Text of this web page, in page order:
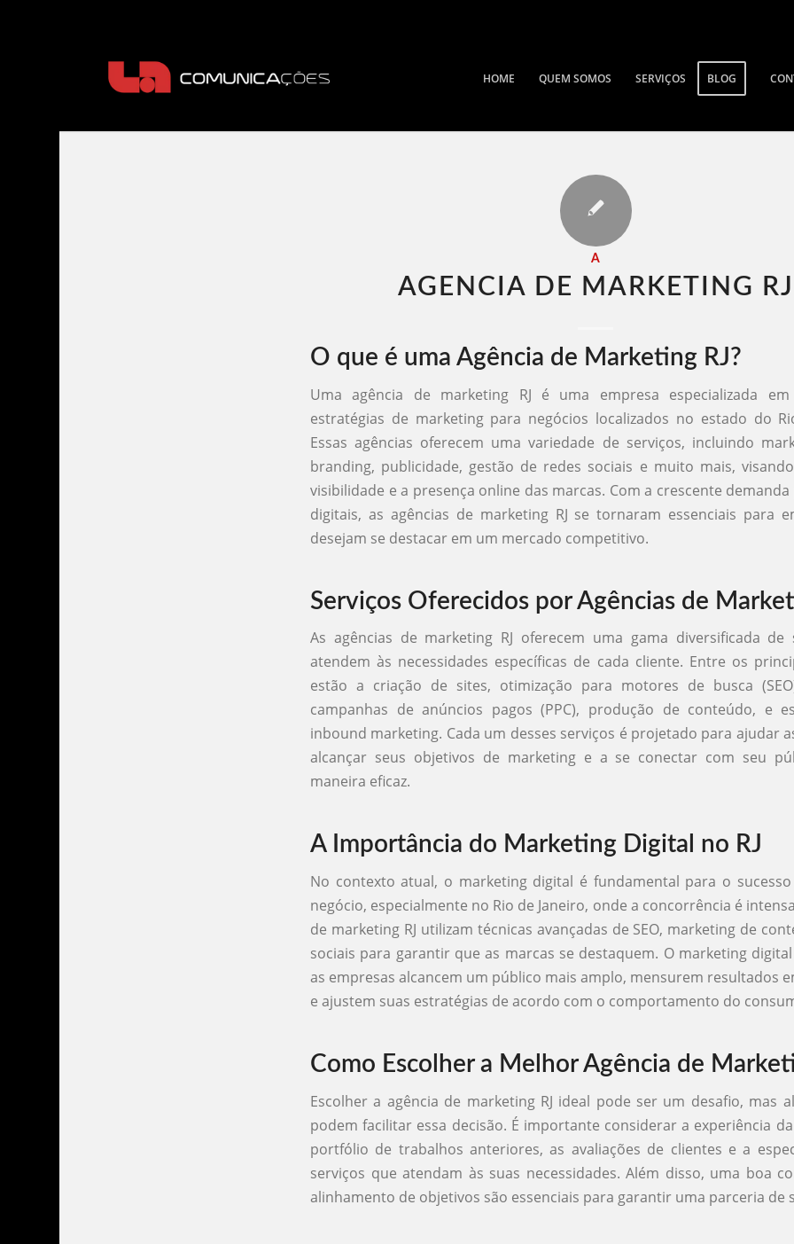
HOME QUEM SOMOS SERVIÇOS BLOG
A
AGENCIA DE MARKETING RJ​
O que é uma Agência de Marketing RJ?
Uma agência de marketing RJ é uma empresa especializada em
estratégias de marketing para negócios localizados no estado do
Essas agências oferecem uma variedade de serviços, incluindo
branding, publicidade, gestão de redes sociais e muito mais,
visibilidade e a presença online das marcas. Com a crescente
digitais, as agências de marketing RJ se tornaram essenciais para
desejam se destacar em um mercado competitivo.
Serviços Oferecidos por Agências de
As agências de marketing RJ oferecem uma gama diversificada de
atendem às necessidades específicas de cada cliente. Entre os
estão a criação de sites, otimização para motores de busca
campanhas de anúncios pagos (PPC), produção de conteúdo, e
inbound marketing. Cada um desses serviços é projetado para ajudar
alcançar seus objetivos de marketing e a se conectar com seu
maneira eficaz.
A Importância do Marketing Digital no RJ
No contexto atual, o marketing digital é fundamental para o
negócio, especialmente no Rio de Janeiro, onde a concorrência é
de marketing RJ utilizam técnicas avançadas de SEO, marketing de
sociais para garantir que as marcas se destaquem. O marketing
as empresas alcancem um público mais amplo, mensurem resultados
e ajustem suas estratégias de acordo com o comportamento do
Como Escolher a Melhor Agência de
Escolher a agência de marketing RJ ideal pode ser um desafio, mas
podem facilitar essa decisão. É importante considerar a experiência
portfólio de trabalhos anteriores, as avaliações de clientes e a
serviços que atendam às suas necessidades. Além disso, uma boa
alinhamento de objetivos são essenciais para garantir uma parceria de